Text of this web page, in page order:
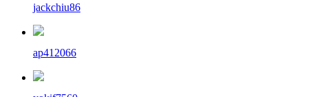
jackchiu86
ap412066